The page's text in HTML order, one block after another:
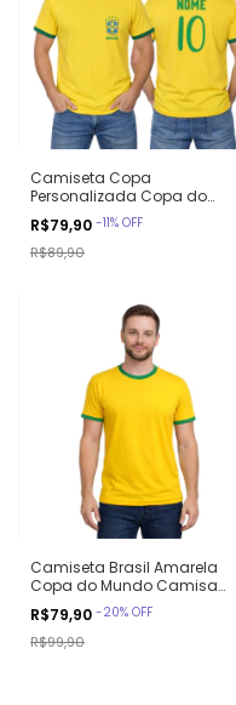
Camiseta Copa
Personalizada Copa do
Mundo 2026
R$79,90 -11% OFF
R$89,90
Camiseta Brasil Amarela
Copa do Mundo Camisa
Torcida Futebol
R$79,90 -20% OFF
R$99,90